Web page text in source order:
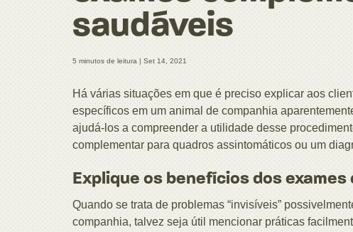
saudáveis
5 minutos de leitura | Set 14, 2021
Há várias situações em que é preciso explicar aos
específicos em um animal de companhia
ajudá-los a compreender a utilidade desse
complementar para quadros assintomáticos ou um
Explique os benefícios dos exames
Quando se trata de problemas “invisíveis”
companhia, talvez seja útil mencionar práticas